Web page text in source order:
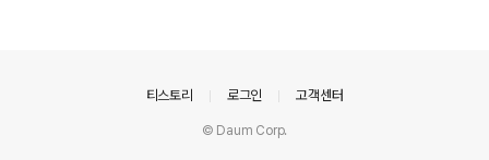
티스토리 로그인 고객센터
© Daum Corp.